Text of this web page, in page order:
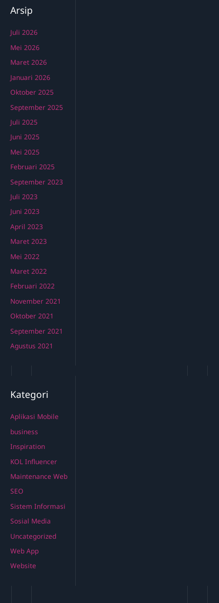
Arsip
Juli 2026
Mei 2026
Maret 2026
Januari 2026
Oktober 2025
September 2025
Juli 2025
Juni 2025
Mei 2025
Februari 2025
September 2023
Juli 2023
Juni 2023
April 2023
Maret 2023
Mei 2022
Maret 2022
Februari 2022
November 2021
Oktober 2021
September 2021
Agustus 2021
Kategori
Aplikasi Mobile
business
Inspiration
KOL Influencer
Maintenance Web
SEO
Sistem Informasi
Sosial Media
Uncategorized
Web App
Website